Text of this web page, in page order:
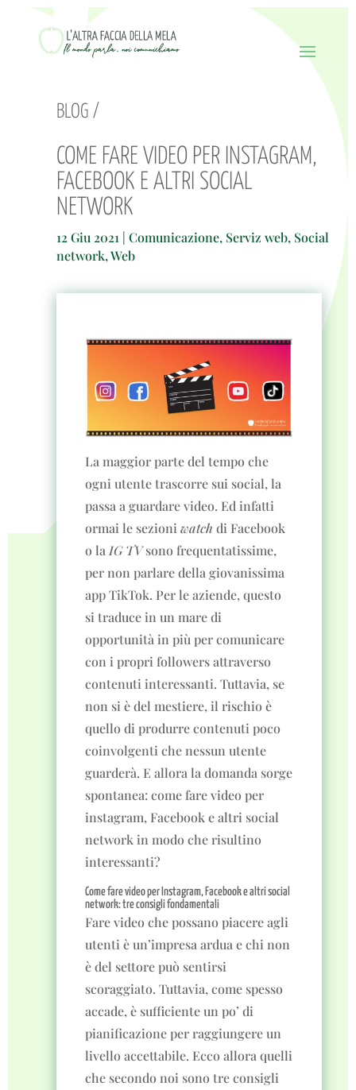
BLOG /
COME FARE VIDEO PER INSTAGRAM,
FACEBOOK E ALTRI SOCIAL
NETWORK
12 Giu 2021 |Comunicazione, Serviz web, Social
network,Web
La maggior parte del tempo che
ogni utente trascorre sui social, la
passa a guardare video. Ed infatti
ormai le sezioniwatch di Facebook
o la IG TVsono frequentatissime,
per non parlare della giovanissima
app TikTok. Per le aziende, questo
si traduce in un mare di
opportunità in più per comunicare
con i propri followers attraverso
contenuti interessanti. Tuttavia, se
non si è del mestiere, il rischio è
quello di produrre contenuti poco
coinvolgenti che nessun utente
guarderà. E allora la domanda sorge
spontanea: come fare video per
instagram, Facebook e altri social
network in modo che risultino
interessanti?
Come fare video per Instagram, Facebook e altri social
network: tre consigli fondamentali
Fare video che possano piacere agli
utenti è un’impresa ardua e chi non
è del settore può sentirsi
scoraggiato. Tuttavia, come spesso
accade, è sufficiente un po’ di
pianificazione per raggiungere un
livello accettabile. Ecco allora quelli
che secondo noi sono tre consigli